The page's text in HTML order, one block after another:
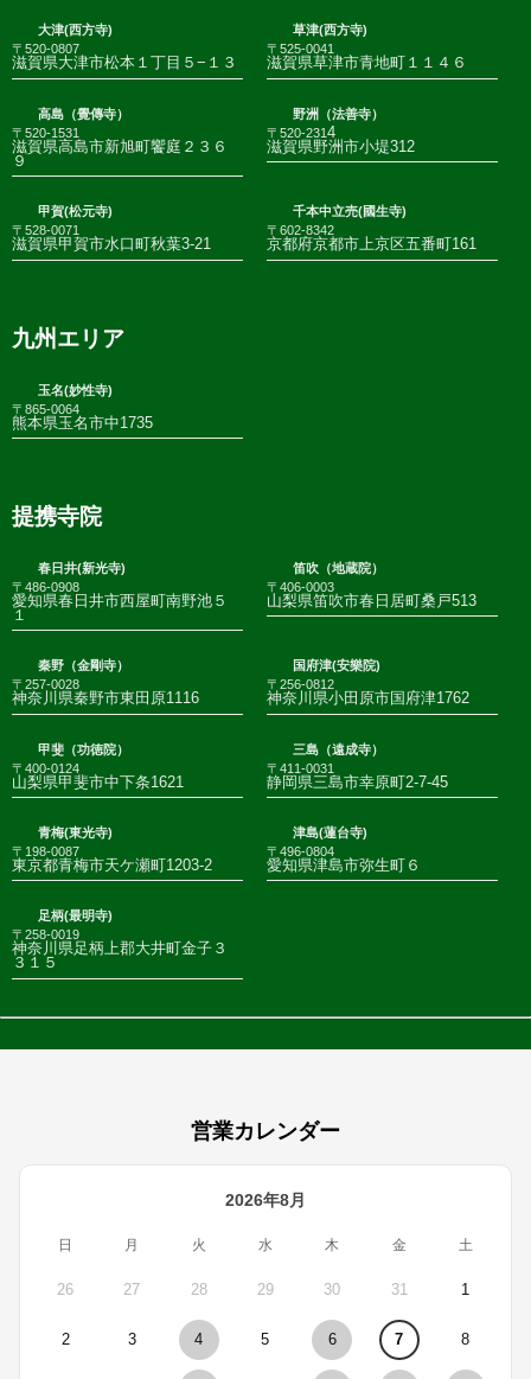
大津(西方寺)
〒520-0807
滋賀県大津市松本１丁目５−１３
草津(西方寺)
〒525-0041
滋賀県草津市青地町１１４６
高島（覺傳寺）
〒520-1531
滋賀県高島市新旭町饗庭２３６
９
野洲（法善寺）
〒520-2314
滋賀県野洲市小堤312
甲賀(松元寺)
〒528-0071
滋賀県甲賀市水口町秋葉3-21
千本中立売(國生寺)
〒602-8342
京都府京都市上京区五番町161
九州エリア
玉名(妙性寺)
〒865-0064
熊本県玉名市中1735
提携寺院
春日井(新光寺)
〒486-0908
愛知県春日井市西屋町南野池５
１
笛吹（地蔵院）
〒406-0003
山梨県笛吹市春日居町桑戸513
秦野（金剛寺）
〒257-0028
神奈川県秦野市東田原1116
国府津(安樂院)
〒256-0812
神奈川県小田原市国府津1762
甲斐（功徳院）
〒400-0124
山梨県甲斐市中下条1621
三島（遠成寺）
〒411-0031
静岡県三島市幸原町2-7-45
青梅(東光寺)
〒198-0087
東京都青梅市天ケ瀬町1203-2
津島(蓮台寺)
〒496-0804
愛知県津島市弥生町６
足柄(最明寺)
〒258-0019
神奈川県足柄上郡大井町金子３
３１５
営業カレンダー
2026年8月
日 月 火 水 木 金 土
26 27 28 29 30 31 1
2 3 4 5 6 7 8